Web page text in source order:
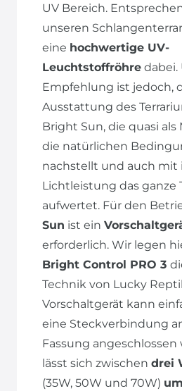
UV Bereich.
unseren
eine hochwertige UV-
Leuchtstoffröhre dabei.
Empfehlung ist jedoch,
Ausstattung des
Bright Sun, die quasi als
die natürlichen
nachstellt und auch mit
Lichtleistung das ganze
aufwertet. Für den
Sun ist ein
erforderlich. Wir legen
Bright Control PRO 3
Technik von Lucky
Vorschaltgerät kann
eine Steckverbindung
Fassung
lässt sich zwischen drei
(35W, 50W und 70W)